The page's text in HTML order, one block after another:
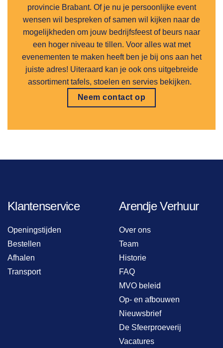
provincie Brabant. Of je nu je persoonlijke event
wensen wil bespreken of samen wil kijken naar de
mogelijkheden om jouw bedrijfsfeest of beurs naar
een hoger niveau te tillen. Voor alles wat met
evenementen te maken heeft ben je bij ons aan het
juiste adres! Uiteraard kan je ook ons uitgebreide
assortiment tafels, stoelen en servies bekijken.
Neem contact op
Klantenservice
Openingstijden
Bestellen
Afhalen
Transport
Arendje Verhuur
Over ons
Team
Historie
FAQ
MVO beleid
Op- en afbouwen
Nieuwsbrief
De Sfeerproeverij
Vacatures